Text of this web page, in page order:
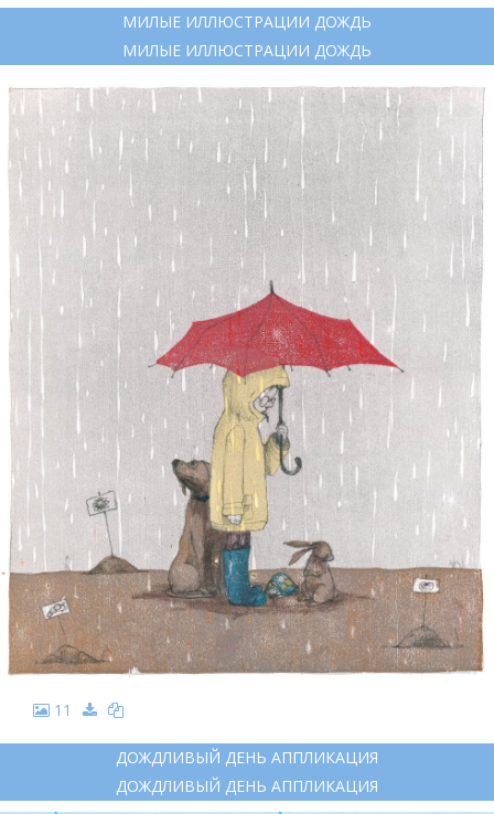
МИЛЫЕ ИЛЛЮСТРАЦИИ ДОЖДЬ
МИЛЫЕ ИЛЛЮСТРАЦИИ ДОЖДЬ
11
ДОЖДЛИВЫЙ ДЕНЬ АППЛИКАЦИЯ
ДОЖДЛИВЫЙ ДЕНЬ АППЛИКАЦИЯ